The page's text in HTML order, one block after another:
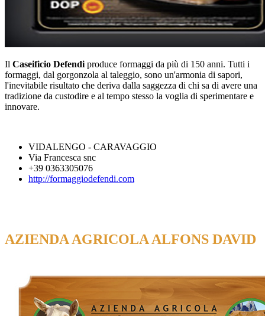
Il Caseificio Defendi produce formaggi da più di 150 anni. Tutti i
formaggi, dal gorgonzola al taleggio, sono un'armonia di sapori,
l'inevitabile risultato che deriva dalla saggezza di chi sa di avere una
tradizione da custodire e al tempo stesso la voglia di sperimentare e
innovare.
VIDALENGO - CARAVAGGIO
Via Francesca snc
+39 0363305076
http://formaggiodefendi.com
AZIENDA AGRICOLA ALFONS DAVID